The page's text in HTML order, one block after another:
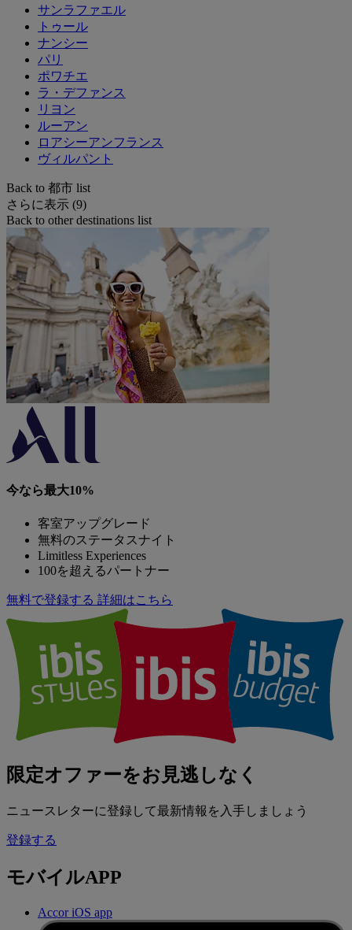
サンラファエル
トゥール
ナンシー
パリ
ポワチエ
ラ・デファンス
リヨン
ルーアン
ロアシーアンフランス
ヴィルパント
Back to 都市 list
さらに表示 (9)
Back to other destinations list
今なら最大10%
客室アップグレード
無料のステータスナイト
Limitless Experiences
100を超えるパートナー
無料で登録する 詳細はこちら
限定オファーをお見逃しなく
ニュースレターに登録して最新情報を入手しましょう
登録する
モバイルAPP
Accor iOS app